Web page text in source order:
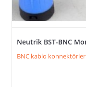
Neutrik BST-BNC
BNC kablo